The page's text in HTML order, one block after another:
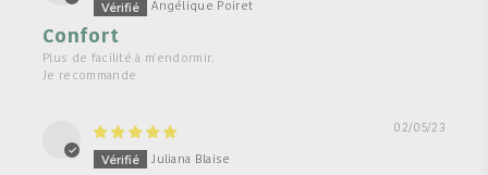
Angélique Poiret
Confort
Plus de facilité à m'endormir.
Je recommande
02/05/23
Juliana Blaise